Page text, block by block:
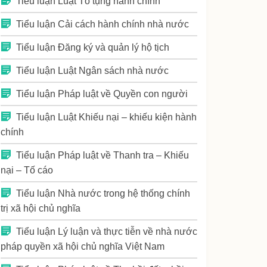
Tiểu luận Cải cách hành chính nhà nước
Tiểu luận Đăng ký và quản lý hộ tịch
Tiểu luận Luật Ngân sách nhà nước
Tiểu luận Pháp luật về Quyền con người
Tiểu luận Luật Khiếu nại – khiếu kiện hành
chính
Tiểu luận Pháp luật về Thanh tra – Khiếu
nại – Tố cáo
Tiểu luận Nhà nước trong hệ thống chính
trị xã hội chủ nghĩa
Tiểu luận Lý luận và thực tiễn về nhà nước
pháp quyền xã hội chủ nghĩa Việt Nam